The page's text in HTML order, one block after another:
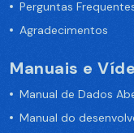
Perguntas
Agradecimentos
Manuais e
Manual de Dados
Manual do